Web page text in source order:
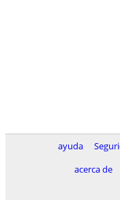
ayuda
acerca de